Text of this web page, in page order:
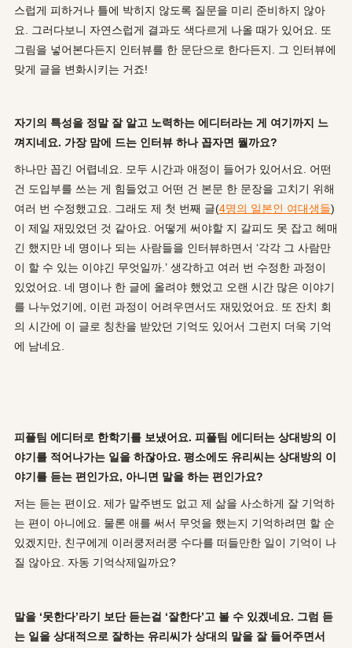
스럽게 피하거나 틀에 박히지 않도록 질문을 미리 준비하지 않아
요. 그러다보니 자연스럽게 결과도 색다르게 나올 때가 있어요.
또
그림을 넣어본다든지 인터뷰를 한 문단으로 한다든지. 그 인터뷰에
맞게 글을 변화시키는 거죠!
자기의 특성을 정말 잘 알고 노력하는 에디터라는 게 여기까지 느
껴지네요. 가장 맘에 드는 인터뷰 하나 꼽자면 뭘까요?
하나만 꼽긴 어렵네요. 모두 시간과 애정이 들어가 있어서요. 어떤
건 도입부를 쓰는 게 힘들었고 어떤 건 본문 한 문장을 고치기 위해
여러 번 수정했고요. 그래도 제 첫 번째 글(4명의 일본인 여대생들)
이 제일 재밌었던 것 같아요. 어떻게 써야할 지 갈피도 못 잡고 헤매
긴 했지만 네 명이나 되는 사람들을 인터뷰하면서 ‘각각 그 사람만
이 할 수 있는 이야긴 무엇일까.’ 생각하고 여러 번 수정한 과정이
있었어요. 네 명이나 한 글에 올려야 했었고 오랜 시간 많은 이야기
를 나누었기에, 이런 과정이 어려우면서도 재밌었어요. 또 잔치 회
의 시간에 이 글로 칭찬을 받았던 기억도 있어서 그런지 더욱 기억
에 남네요.
피플팀 에디터로 한학기를 보냈어요. 피플팀 에디터는 상대방의 이
야기를 적어나가는 일을 하잖아요. 평소에도 유리씨는 상대방의 이
야기를 듣는 편인가요, 아니면 말을 하는 편인가요?
저는 듣는 편이요. 제가 말주변도 없고 제 삶을 사소하게 잘 기억하
는 편이 아니에요. 물론 애를 써서 무엇을 했는지 기억하려면 할 순
있겠지만, 친구에게 이러쿵저러쿵 수다를 떠들만한 일이 기억이 나
질 않아요. 자동 기억삭제일까요?
말을 ‘못한다’라기 보단 듣는걸 ‘잘한다’고 볼 수 있겠네요. 그럼 듣
는 일을 상대적으로 잘하는 유리씨가 상대의 말을 잘 들어주면서